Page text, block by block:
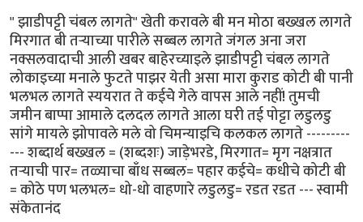
" झाडीपट्टी चंबल लागते" खेती करावले बी मन मोठा बख्खल लागते
मिरगात बी तऱ्याच्या पारीले सब्बल लागते जंगल अना जरा
नक्सलवादाची आली खबर बाहेरच्याइले झाडीपट्टी चंबल लागते
लोकाइच्या मनाले फुटते पाझर येती असा मारा कुराड कोटी बी पानी
भलभल लागते स्ययरात ते कईचेे गेले वापस आले नहीं! तुमची
जमीन बाप्पा आमाले दलदल लागते आला घरी तई पोट्टा लडुलडु
सांगे मायले झोपावले मले वो चिमन्याइचि कलकल लागते ---------
--- शब्दार्थ बख्खल = (शब्दशः) जाड़ेभरडे, मिरगात= मृग नक्षत्रात
तऱ्याची पार= तळ्याचा बाँध सब्बल= पहार कईचे= कधीचे कोटी बी
= कोठे पण भलभल= धो-धो वाहणारे लडुलडु= रडत रडत --- स्वामी
संकेतानंद